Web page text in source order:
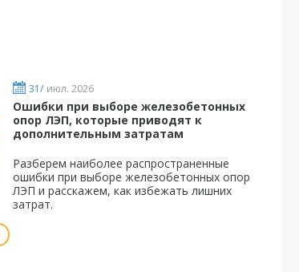
31/ июл. 2026
Ошибки при выборе железобетонных
опор ЛЭП, которые приводят к
дополнительным затратам
Разберем наиболее распространенные
ошибки при выборе железобетонных опор
ЛЭП и расскажем, как избежать лишних
затрат.